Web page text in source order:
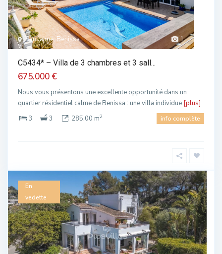
1
San Jaime, Benissa
C5434* – Villa de 3 chambres et 3 sall...
675.000 €
Nous vous présentons une excellente opportunité dans un
quartier résidentiel calme de Benissa : une villa individue [plus]
3
3 285.00 m2 info complète
En
vedette